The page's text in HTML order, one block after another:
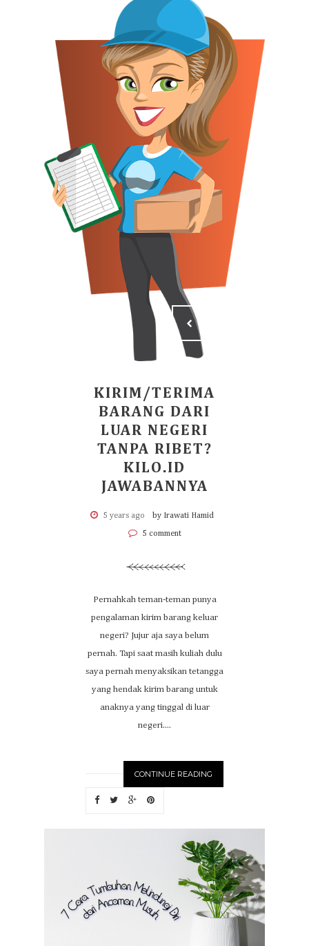
KIRIM/TERIMA
BARANG DARI
LUAR NEGERI
TANPA RIBET?
KILO.ID
JAWABANNYA
5 years ago by Irawati Hamid
5 comment
Pernahkah teman-teman punya
pengalaman kirim barang keluar
negeri? Jujur aja saya belum
pernah. Tapi saat masih kuliah dulu
saya pernah menyaksikan tetangga
yang hendak kirim barang untuk
anaknya yang tinggal di luar
negeri....
CONTINUE READING